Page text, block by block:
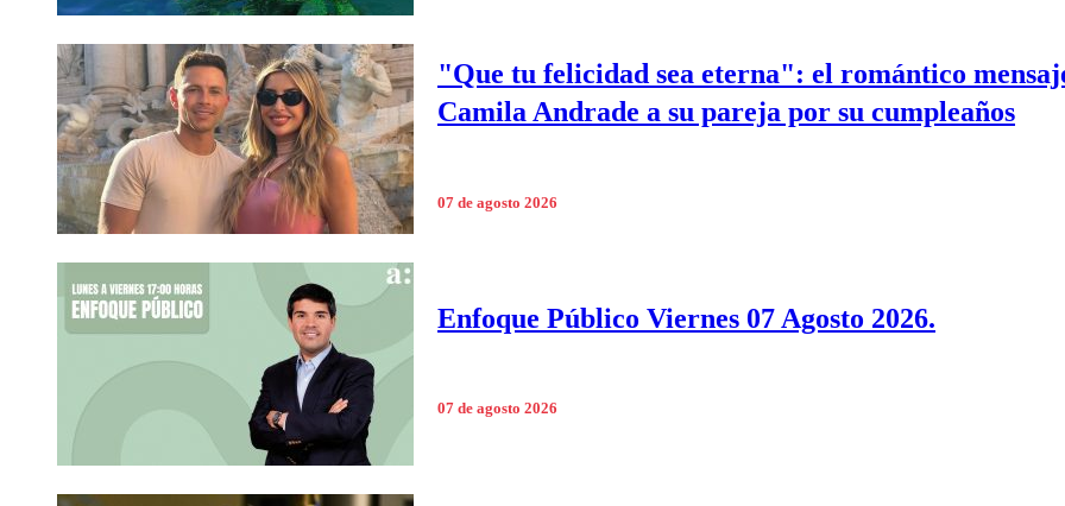
"Que tu felicidad sea eterna": el romántico
Camila Andrade a su pareja por su cumpleaños
07 de agosto 2026
Enfoque Público Viernes 07 Agosto 2026.
07 de agosto 2026